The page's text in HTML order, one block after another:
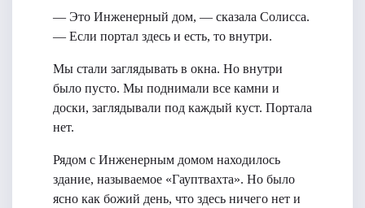
— Это Инженерный дом, — сказала Солисса.
— Если портал здесь и есть, то внутри.
Мы стали заглядывать в окна. Но внутри
было пусто. Мы поднимали все камни и
доски, заглядывали под каждый куст. Портала
нет.
Рядом с Инженерным домом находилось
здание, называемое «Гауптвахта». Но было
ясно как божий день, что здесь ничего нет и